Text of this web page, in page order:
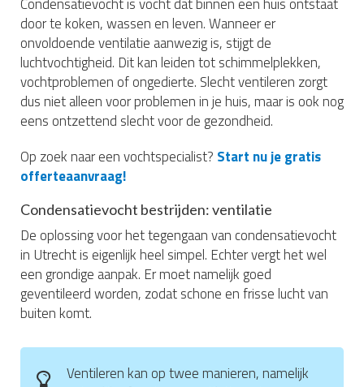
door te koken, wassen en leven. Wanneer er
onvoldoende ventilatie aanwezig is, stijgt de
luchtvochtigheid. Dit kan leiden tot schimmelplekken,
vochtproblemen of ongedierte. Slecht ventileren zorgt
dus niet alleen voor problemen in je huis, maar is ook nog
eens ontzettend slecht voor de gezondheid.
Op zoek naar een vochtspecialist? Start nu je gratis
offerteaanvraag!
Condensatievocht bestrijden: ventilatie
De oplossing voor het tegengaan van condensatievocht
in Utrecht is eigenlijk heel simpel. Echter vergt het wel
een grondige aanpak. Er moet namelijk goed
geventileerd worden, zodat schone en frisse lucht van
buiten komt.
Ventileren kan op twee manieren, namelijk